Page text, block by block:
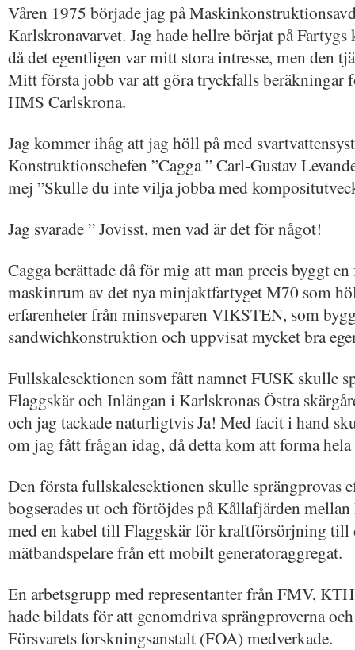
Våren 1975 började jag på
Karlskronavarvet. Jag hade hellre börjat på
då det egentligen var mitt stora intresse, men den
Mitt första jobb var att göra tryckfalls beräkningar
HMS Carlskrona.
Jag kommer ihåg att jag höll på med
Konstruktionschefen ”Cagga ” Carl-Gustav
mej ”Skulle du inte vilja jobba med
Jag svarade ” Jovisst, men vad är det för något!
Cagga berättade då för mig att man precis byggt
maskinrum av det nya minjaktfartyget M70 som
erfarenheter från minsveparen VIKSTEN, som
sandwichkonstruktion och uppvisat mycket bra
Fullskalesektionen som fått namnet FUSK skulle
Flaggskär och Inlängan i Karlskronas Östra
och jag tackade naturligtvis Ja! Med facit i hand
om jag fått frågan idag, då detta kom att forma
Den första fullskalesektionen skulle sprängprovas
bogserades ut och förtöjdes på Kållafjärden
med en kabel till Flaggskär för kraftförsörjning till
mätbandspelare från ett mobilt generatoraggregat.
En arbetsgrupp med representanter från FMV,
hade bildats för att genomdriva sprängproverna
Försvarets forskningsanstalt (FOA) medverkade.